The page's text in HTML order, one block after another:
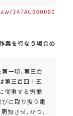
347AC000000
業を行なう場合の
一項、第三百
第三百四十五
従事する労働
びに取り扱う電
させ、かつ、